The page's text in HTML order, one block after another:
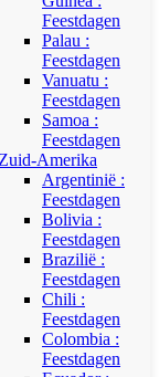
Feestdagen
Palau :
Feestdagen
Vanuatu :
Feestdagen
Samoa :
Feestdagen
Zuid-Amerika
Argentinië :
Feestdagen
Bolivia :
Feestdagen
Brazilië :
Feestdagen
Chili :
Feestdagen
Colombia :
Feestdagen